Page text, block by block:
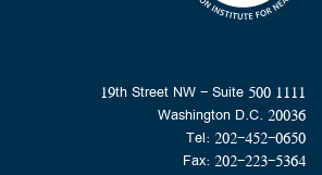
1111 19th Street NW - Suite 500
Washington D.C. 20036
Tel: 202-452-0650
Fax: 202-223-5364